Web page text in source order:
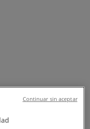
& ΚήποςΠαιδιά &
Ταξίδια
Continuar sin aceptar